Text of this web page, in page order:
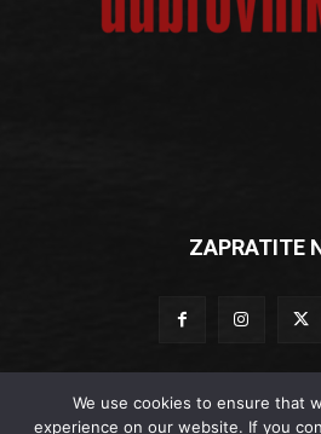
ZAPRATITE
We use cookies to ensure that
experience on our website. If you